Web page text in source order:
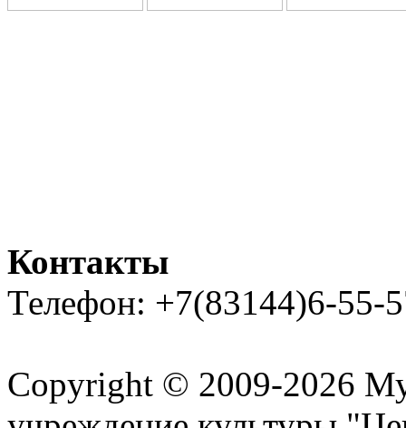
Контакты
Телефон: +7(83144)6-55-
Copyright © 2009-2026